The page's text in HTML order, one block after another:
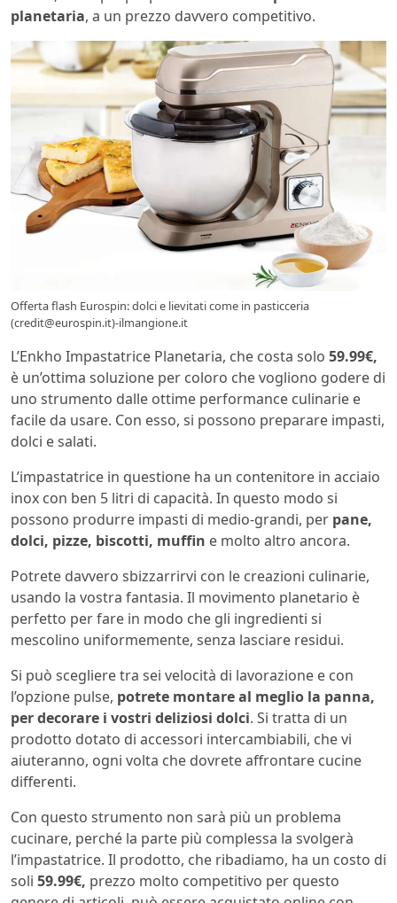
planetaria, a un prezzo davvero competitivo.
Offerta flash Eurospin: dolci e lievitati come in pasticceria
(credit@eurospin.it)-ilmangione.it
L’Enkho Impastatrice Planetaria, che costa solo 59.99€,
è un’ottima soluzione per coloro che vogliono godere di
uno strumento dalle ottime performance culinarie e
facile da usare. Con esso, si possono preparare impasti,
dolci e salati.
L’impastatrice in questione ha un contenitore in acciaio
inox con ben 5 litri di capacità. In questo modo si
possono produrre impasti di medio-grandi, per pane,
dolci, pizze, biscotti, muffin e molto altro ancora.
Potrete davvero sbizzarrirvi con le creazioni culinarie,
usando la vostra fantasia. Il movimento planetario è
perfetto per fare in modo che gli ingredienti si
mescolino uniformemente, senza lasciare residui.
Si può scegliere tra sei velocità di lavorazione e con
l’opzione pulse, potrete montare al meglio la panna,
per decorare i vostri deliziosi dolci. Si tratta di un
prodotto dotato di accessori intercambiabili, che vi
aiuteranno, ogni volta che dovrete affrontare cucine
differenti.
Con questo strumento non sarà più un problema
cucinare, perché la parte più complessa la svolgerà
l’impastatrice. Il prodotto, che ribadiamo, ha un costo di
soli 59.99€, prezzo molto competitivo per questo